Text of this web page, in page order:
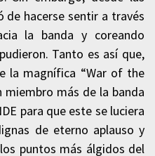
de hacerse sentir a través
la banda y coreando
Tanto es así que,
la magnífica “War of the
miembro más de la banda
para que este se luciera
de eterno aplauso y
puntos más álgidos del